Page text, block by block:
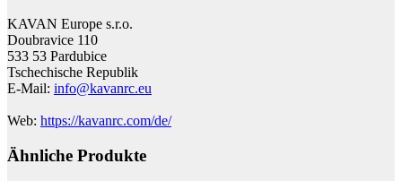
KAVAN Europe s.r.o.
Doubravice 110
533 53 Pardubice
Tschechische Republik
E-Mail: info@kavanrc.eu
Web: https://kavanrc.com/de/
Ähnliche Produkte